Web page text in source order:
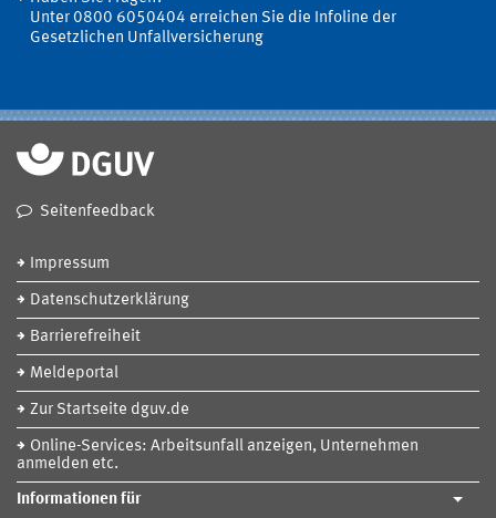
Unter 0800 6050404 erreichen Sie die Infoline der
Gesetzlichen Unfallversicherung
Seitenfeedback
Impressum
Datenschutzerklärung
Barrierefreiheit
Meldeportal
Zur Startseite dguv.de
Online-Services: Arbeitsunfall anzeigen, Unternehmen
anmelden etc.
Informationen für